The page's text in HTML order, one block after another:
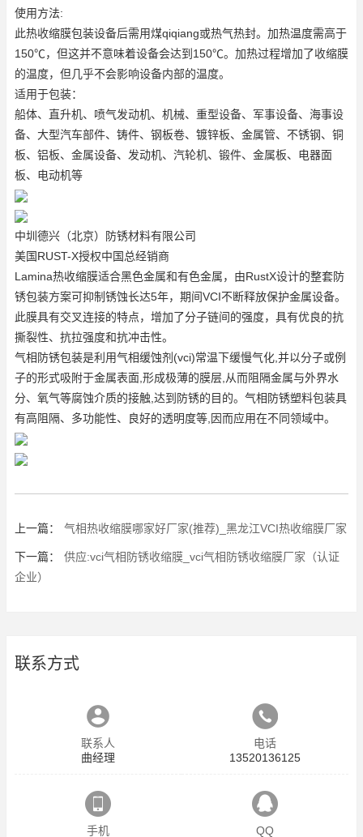
使用方法:
此热收缩膜包装设备后需用煤qiqiang或热气热封。加热温度需高于
150℃，但这并不意味着设备会达到150℃。加热过程增加了收缩膜
的温度，但几乎不会影响设备内部的温度。
适用于包装：
船体、直升机、喷气发动机、机械、重型设备、军事设备、海事设
备、大型汽车部件、铸件、钢板卷、镀锌板、金属管、不锈钢、铜
板、铝板、金属设备、发动机、汽轮机、锻件、金属板、电器面
板、电动机等
中圳德兴（北京）防锈材料有限公司
美国RUST-X授权中国总经销商
Lamina热收缩膜适合黑色金属和有色金属，由RustX设计的整套防
锈包装方案可抑制锈蚀长达5年，期间VCI不断释放保护金属设备。
此膜具有交叉连接的特点，增加了分子链间的强度，具有优良的抗
撕裂性、抗拉强度和抗冲击性。
气相防锈包装是利用气相缓蚀剂(vci)常温下缓慢气化,并以分子或例
子的形式吸附于金属表面,形成极薄的膜层,从而阻隔金属与外界水
分、氧气等腐蚀介质的接触,达到防锈的目的。气相防锈塑料包装具
有高阻隔、多功能性、良好的透明度等,因而应用在不同领域中。
上一篇： 气相热收缩膜哪家好厂家(推荐)_黑龙江VCI热收缩膜厂家
下一篇：
供应:vci气相防锈收缩膜_vci气相防锈收缩膜厂家（认证
企业）
联系方式
联系人
曲经理
电话
13520136125
手机 QQ